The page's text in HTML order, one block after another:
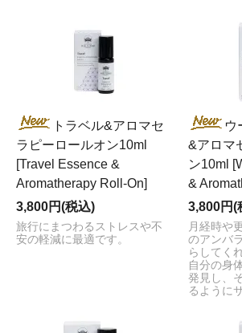
トラベル&アロマセ
ラピーロールオン10ml
[Travel Essence &
Aromatherapy Roll-On]
3,800円(税込)
旅行にまつわるストレスや不
安の軽減に最適です。
ウ
&アロマ
ン10ml
&
3,800円(
月経時や
のアンバ
らしてく
自分の身
発見し、
るように